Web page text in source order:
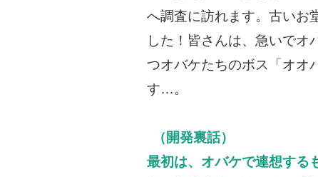
へ調査に訪れます。古いお
した！皆さんは、急いでオ
つオバケたちのボス「オオ
す…。
（開発裏話）
最初は、オバケで連想する